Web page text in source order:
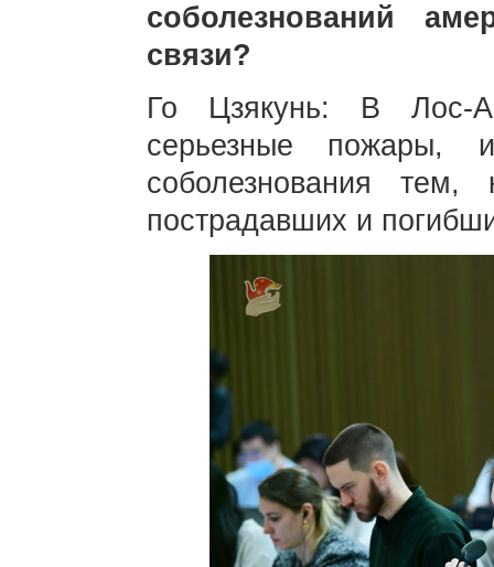
соболезнований
связи?
Го Цзякунь: В Лос-
серьезные
соболезнования
пострадавших и